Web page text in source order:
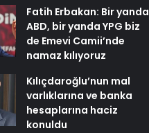
Fatih Erbakan: Bir yanda
ABD, bir yanda YPG biz
de Emevi Camii’nde
namaz kılıyoruz
Kılıçdaroğlu’nun mal
varlıklarına ve banka
hesaplarına haciz
konuldu